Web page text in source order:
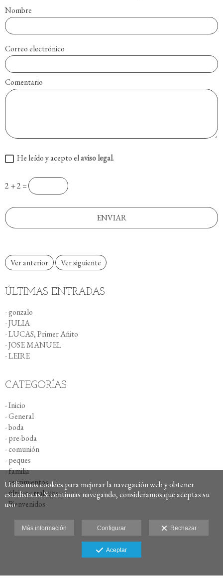
Nombre
Correo electrónico
Comentario
He leído y acepto elaviso legal.
2 + 2 =
Ver anterior Ver siguiente
ÚLTIMAS ENTRADAS
- gonzalo
- JULIA
- LUCAS, Primer Añito
- JOSE MANUEL
- LEIRE
CATEGORÍAS
- Inicio
- General
- boda
- pre-boda
- comunión
- peques
- familia
- sentimientos
- últimos trabajos
- Bienvenidos
Utilizamos cookies para mejorar la navegación web y obtener
estadísticas. Si continuas navegando, consideramos que aceptas su
uso.
Más información Configurar Rechazar
Aceptar